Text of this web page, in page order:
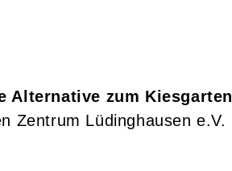
Alternative zum Kiesgarten
Zentrum Lüdinghausen e.V.